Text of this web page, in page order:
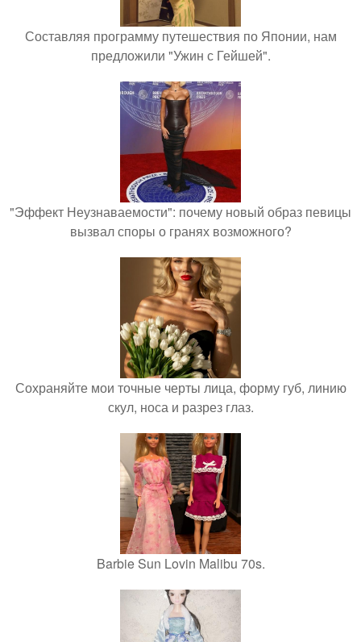
Составляя программу путешествия по Японии, нам
предложили "Ужин с Гейшей".
"Эффект Неузнаваемости": почему новый образ певицы
вызвал споры о гранях возможного?
Сохраняйте мои точные черты лица, форму губ, линию
скул, носа и разрез глаз.
Barbie Sun Lovin Malibu 70s.